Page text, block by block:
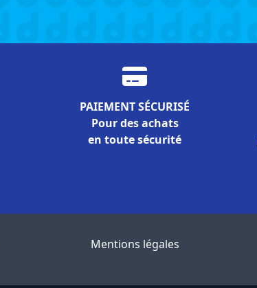
PAIEMENT SÉCURISÉ
Pour des achats
en toute sécurité
Mentions légales